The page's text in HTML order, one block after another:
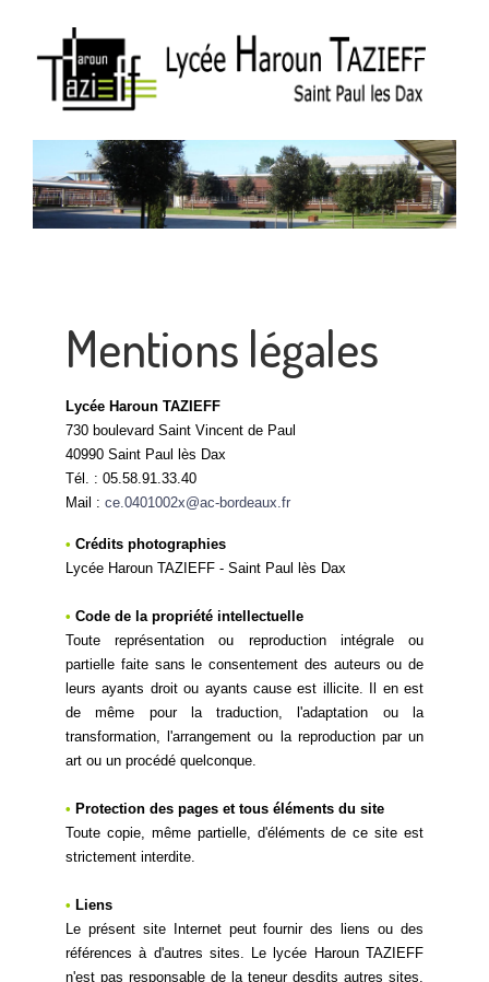
Mentions légales
Lycée Haroun TAZIEFF
730 boulevard Saint Vincent de Paul
40990 Saint Paul lès Dax
Tél. : 05.58.91.33.40
Mail : ce.0401002x@ac-bordeaux.fr
• Crédits photographies
Lycée Haroun TAZIEFF - Saint Paul lès Dax
• Code de la propriété intellectuelle
Toute représentation ou reproduction intégrale ou
partielle faite sans le consentement des auteurs ou de
leurs ayants droit ou ayants cause est illicite. Il en est
de même pour la traduction, l'adaptation ou la
transformation, l'arrangement ou la reproduction par un
art ou un procédé quelconque.
• Protection des pages et tous éléments du site
Toute copie, même partielle, d'éléments de ce site est
strictement interdite.
• Liens
Le présent site Internet peut fournir des liens ou des
références à d'autres sites. Le lycée Haroun TAZIEFF
n'est pas responsable de la teneur desdits autres sites.